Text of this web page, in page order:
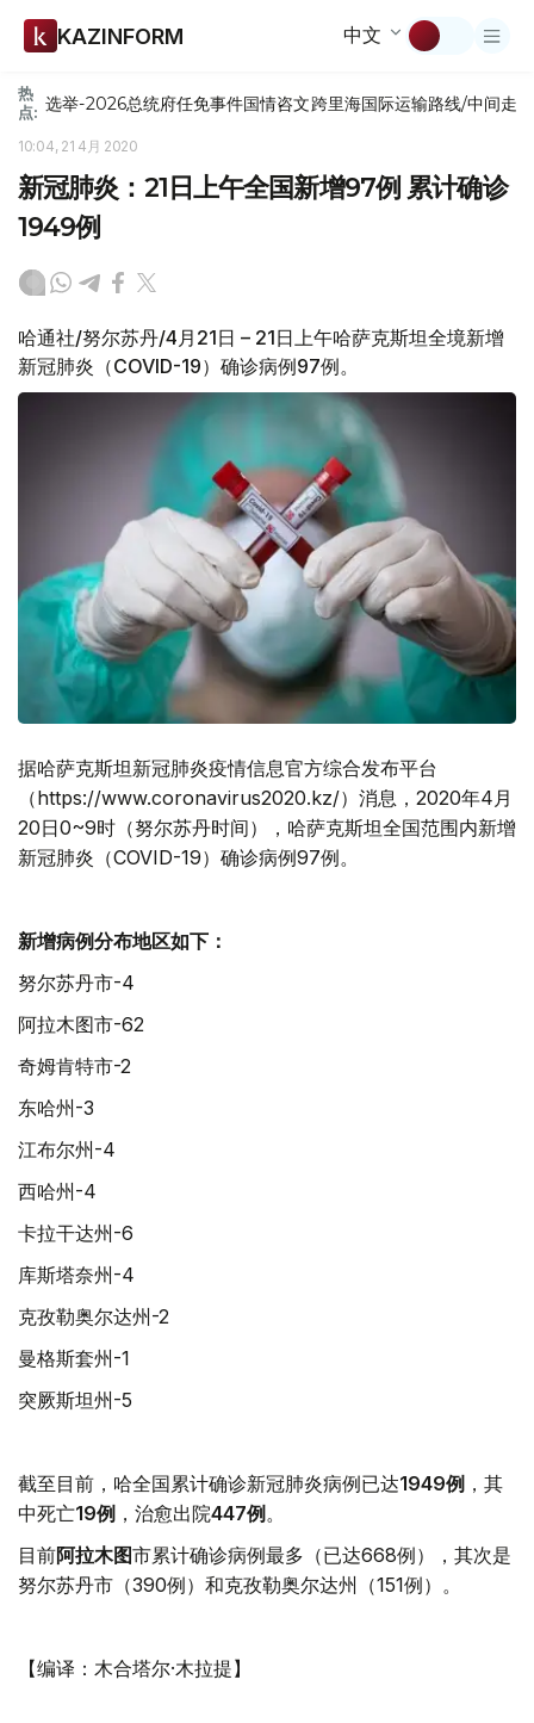
KAZINFORM 中文
热
点: 选举-2026总统府任免事件国情咨文跨里海国际运输路线/中间走廊
10:04, 21 4月 2020
新冠肺炎：21日上午全国新增97例 累计确诊
1949例
哈通社/努尔苏丹/4月21日 – 21日上午哈萨克斯坦全境新增
新冠肺炎（COVID-19）确诊病例97例。
据哈萨克斯坦新冠肺炎疫情信息官方综合发布平台
（https://www.coronavirus2020.kz/）消息，2020年4月
20日0~9时（努尔苏丹时间），哈萨克斯坦全国范围内新增
新冠肺炎（COVID-19）确诊病例97例。
新增病例分布地区如下：
努尔苏丹市-4
阿拉木图市-62
奇姆肯特市-2
东哈州-3
江布尔州-4
西哈州-4
卡拉干达州-6
库斯塔奈州-4
克孜勒奥尔达州-2
曼格斯套州-1
突厥斯坦州-5
截至目前，哈全国累计确诊新冠肺炎病例已达1949例 ，其
中死亡19例 ，治愈出院447例。
目前阿拉木图市累计确诊病例最多（已达668例），其次是
努尔苏丹市（390例）和克孜勒奥尔达州（151例）。
【编译：木合塔尔·木拉提】